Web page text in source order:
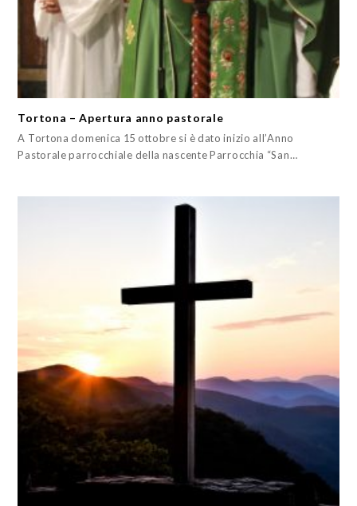
Tortona – Apertura anno pastorale
A Tortona domenica 15 ottobre si è dato inizio all’Anno
Pastorale parrocchiale della nascente Parrocchia “San…